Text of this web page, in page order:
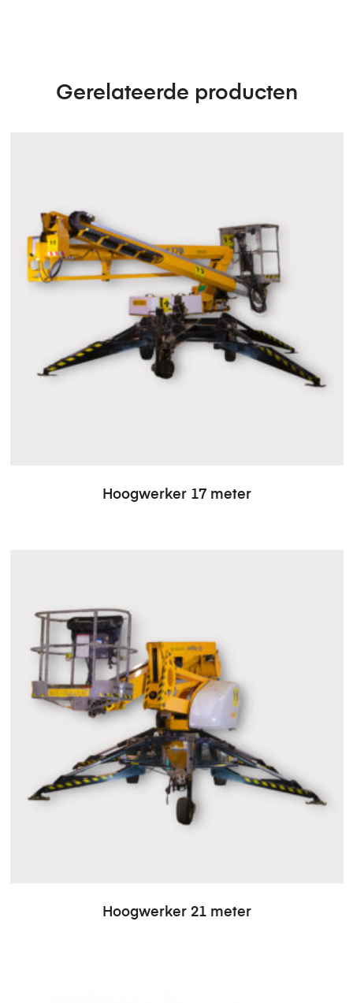
Gerelateerde producten
Hoogwerker 17 meter
Hoogwerker 21 meter